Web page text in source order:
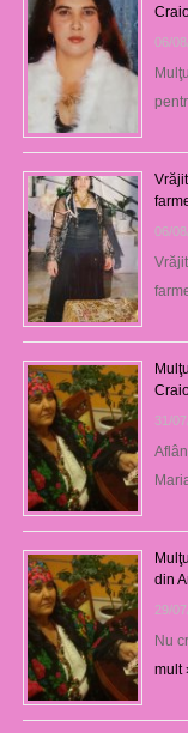
06/
06/
31/
din
29/
Nu
mult